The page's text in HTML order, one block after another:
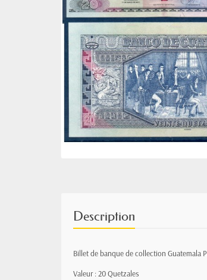
Description
Billet de banque de collection Guatemala
Valeur : 20 Quetzales